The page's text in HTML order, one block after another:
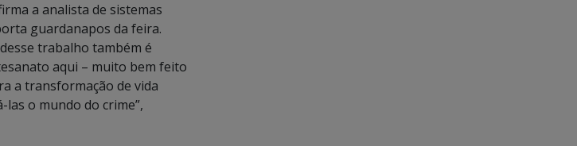
a analista de sistemas
guardanapos da feira.
trabalho também é
aqui – muito bem feito
a transformação de vida
o mundo do crime”,